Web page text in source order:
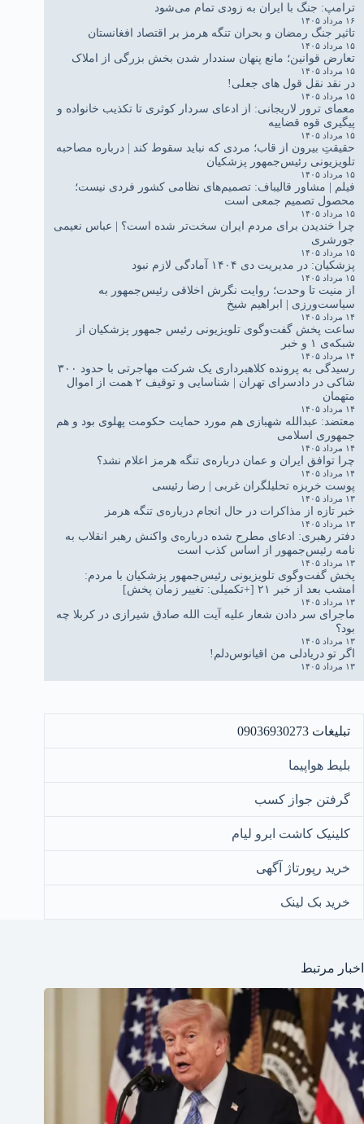
ترامپ: جنگ با ایران به زودی تمام می‌شود
۱۶ مرداد ۱۴۰۵
تاثیر جنگ رمضان و بحران تنگه هرمز بر اقتصاد افغانستان
۱۵ مرداد ۱۴۰۵
تعارض قوانین؛ مانع پنهان سنددار شدن بخش بزرگی از املاک
۱۵ مرداد ۱۴۰۵
در نقد نقل قول های جعلی!
۱۵ مرداد ۱۴۰۵
معمای ترور لاریجانی: از ادعای سردار کوثری تا تکذیب خانواده و
پیگیری قوه قضاییه
۱۵ مرداد ۱۴۰۵
حقیقتِ بیرون از قاب؛ مردی که نباید سقوط کند | درباره مصاحبه
تلویزیونی رئیس‌جمهور پزشکیان
۱۵ مرداد ۱۴۰۵
فیلم | مشاور قالیباف: تصمیم‌های نظامی کشور فردی نیست؛
محصول تصمیم جمعی است
۱۵ مرداد ۱۴۰۵
چرا خندیدن برای مردم ایران سخت‌تر شده است؟ | عباس نعیمی
جورشری
۱۵ مرداد ۱۴۰۵
پزشکیان: در مدیریت دی ۱۴۰۴ آمادگی لازم نبود
۱۵ مرداد ۱۴۰۵
از منیت تا وحدت؛ روایت نگرش اخلاقی رئیس‌جمهور به
سیاست‌ورزی | ابراهیم شیخ
۱۴ مرداد ۱۴۰۵
ساعت پخش گفت‌وگوی تلویزیونی رئیس جمهور پزشکیان از
شبکه‌ی ۱ و خبر
۱۴ مرداد ۱۴۰۵
رسیدگی به پرونده کلاهبرداری یک شرکت مهاجرتی با حدود ۳۰۰
شاکی در دادسرای تهران | شناسایی و توقیف ۲ همت از اموال
متهمان
۱۴ مرداد ۱۴۰۵
معتضد: عبدالله شهبازی هم مورد حمایت حکومت پهلوی بود و هم
جمهوری اسلامی
۱۴ مرداد ۱۴۰۵
چرا توافق ایران و عمان درباره‌ی تنگه هرمز اعلام نشد؟
۱۴ مرداد ۱۴۰۵
پوست خربزه تحلیلگران غربی | رضا رئیسی
۱۳ مرداد ۱۴۰۵
خبر تازه از مذاکرات در حال انجام درباره‌ی تنگه هرمز
۱۳ مرداد ۱۴۰۵
دفتر رهبری: ادعای مطرح شده درباره‌ی واکنش رهبر انقلاب به
نامه رئیس‌جمهور از اساس کذب است
۱۳ مرداد ۱۴۰۵
پخش گفت‌وگوی تلویزیونی رئیس‌جمهور پزشکیان با مردم:
امشب بعد از خبر ۲۱ [+تکمیلی: تغییر زمان پخش]
۱۳ مرداد ۱۴۰۵
ماجرای سر دادن شعار علیه آیت الله صادق شیرازی در کربلا چه
بود؟
۱۳ مرداد ۱۴۰۵
اگر تو دریادلی من اقیانوس‌دلم!
۱۳ مرداد ۱۴۰۵
تبلیغات 09036930273
بلیط هواپیما
گرفتن جواز کسب
کلینیک کاشت ابرو لیام
خرید رپورتاژ آگهی
خرید بک لینک
اخبار مرتبط